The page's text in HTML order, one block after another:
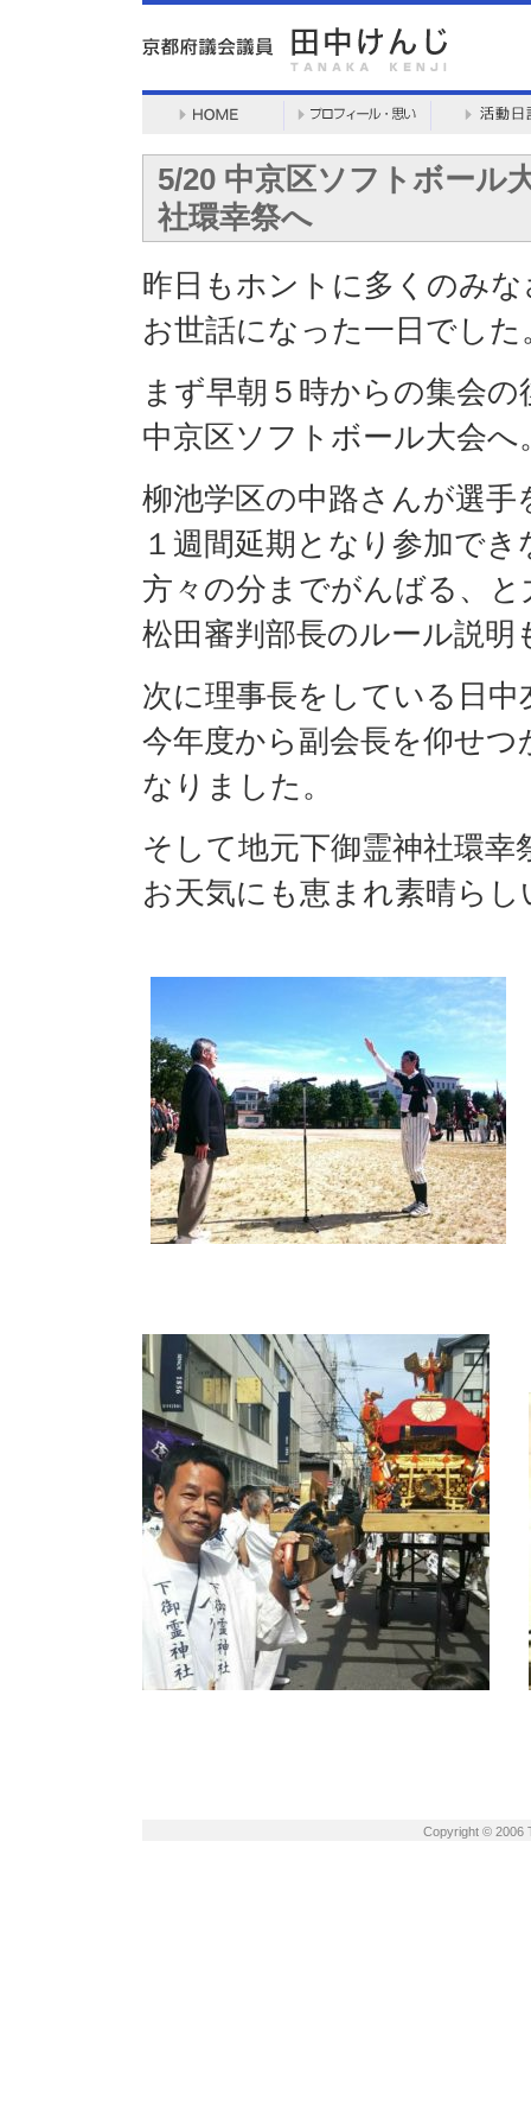
5/20 中京区ソフトボール
社環幸祭へ
昨日もホントに多くのみ
お世話になった一日でした
まず早朝５時からの集会の
中京区ソフトボール大会へ
柳池学区の中路さんが選手
１週間延期となり参加で
方々の分までがんばる、と
松田審判部長のルール説明
次に理事長をしている日中
今年度から副会長を仰せつ
なりました。
そして地元下御霊神社環幸
お天気にも恵まれ素晴ら
Copyright © 2006